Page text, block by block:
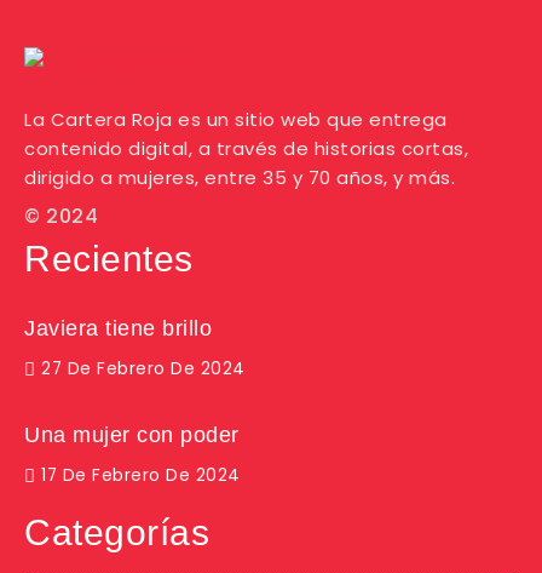
La Cartera Roja es un sitio web que entrega
contenido digital, a través de historias cortas,
dirigido a mujeres, entre 35 y 70 años, y más.
© 2024
Recientes
Javiera tiene brillo
27 De Febrero De 2024
Una mujer con poder
17 De Febrero De 2024
Categorías